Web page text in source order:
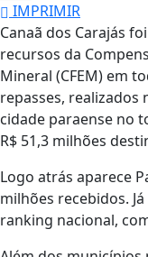
IMPRIMIR
Canaã dos Carajás
recursos da
Mineral (CFEM) em
repasses, realizados
cidade paraense no
R$ 51,3 milhões
Logo atrás aparece
milhões recebidos. Já
ranking nacional,